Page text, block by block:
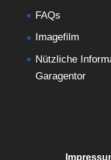
FAQs
Imagefilm
Nützliche
Garagentor